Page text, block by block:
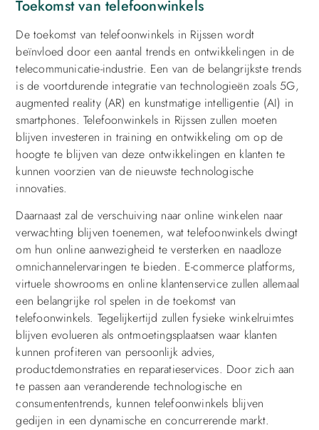
Toekomst van telefoonwinkels
De toekomst van telefoonwinkels in Rijssen wordt
beïnvloed door een aantal trends en ontwikkelingen in de
telecommunicatie-industrie. Een van de belangrijkste trends
is de voortdurende integratie van technologieën zoals 5G,
augmented reality (AR) en kunstmatige intelligentie (AI) in
smartphones. Telefoonwinkels in Rijssen zullen moeten
blijven investeren in training en ontwikkeling om op de
hoogte te blijven van deze ontwikkelingen en klanten te
kunnen voorzien van de nieuwste technologische
innovaties.
Daarnaast zal de verschuiving naar online winkelen naar
verwachting blijven toenemen, wat telefoonwinkels dwingt
om hun online aanwezigheid te versterken en naadloze
omnichannelervaringen te bieden. E-commerce platforms,
virtuele showrooms en online klantenservice zullen allemaal
een belangrijke rol spelen in de toekomst van
telefoonwinkels. Tegelijkertijd zullen fysieke winkelruimtes
blijven evolueren als ontmoetingsplaatsen waar klanten
kunnen profiteren van persoonlijk advies,
productdemonstraties en reparatieservices. Door zich aan
te passen aan veranderende technologische en
consumententrends, kunnen telefoonwinkels blijven
gedijen in een dynamische en concurrerende markt.